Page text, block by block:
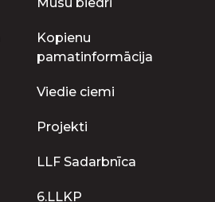
Kopienu
pamatinformācija
Viedie ciemi
Projekti
LLF Sadarbnīca
6.LLKP